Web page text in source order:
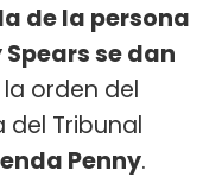
de la persona
se dan
la orden del
del Tribunal
Penny.